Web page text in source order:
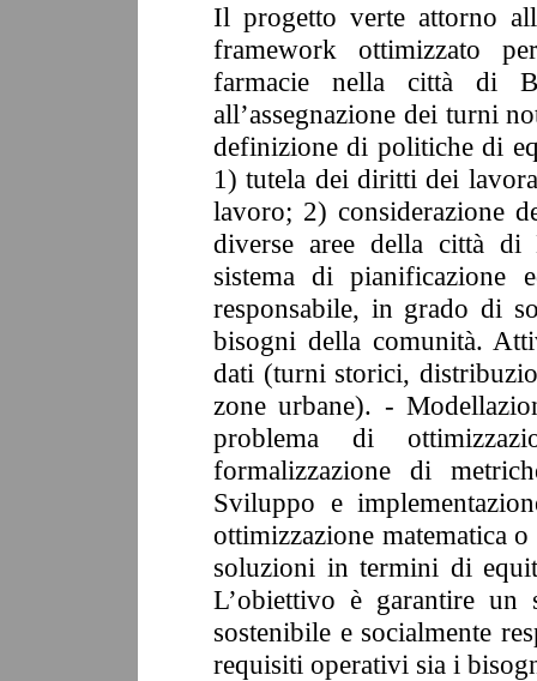
Il progetto verte attorno
framework ottimizzato
farmacie nella città di
all’assegnazione dei turni
definizione di politiche di
1) tutela dei diritti dei
lavoro; 2) considerazione
diverse aree della città di
sistema di pianificazione
responsabile, in grado di
bisogni della comunità.
dati (turni storici,
zone urbane). -
problema di
formalizzazione di
Sviluppo e
ottimizzazione matematica
soluzioni in termini di
L’obiettivo è garantire un
sostenibile e socialmente
requisiti operativi sia i